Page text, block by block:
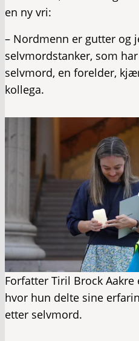
en ny vri:
– Nordmenn er gutter og
selvmordstanker, som
selvmord, en forelder,
kollega.
Forfatter Tiril Brock
hvor hun delte sine
etter selvmord.